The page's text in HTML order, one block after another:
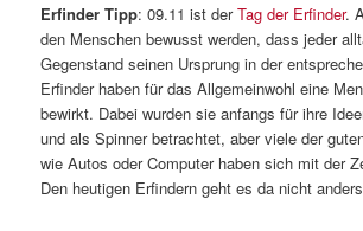
Erfinder Tipp: 09.11 ist derTag der Erfinder.
den Menschen bewusst werden, dass jeder
Gegenstand seinen Ursprung in der
Erfinder haben für das Allgemeinwohl eine
bewirkt. Dabei wurden sie anfangs für ihre
und als Spinner betrachtet, aber viele der
wie Autos oder Computer haben sich mit der
Den heutigen Erfindern geht es da nicht